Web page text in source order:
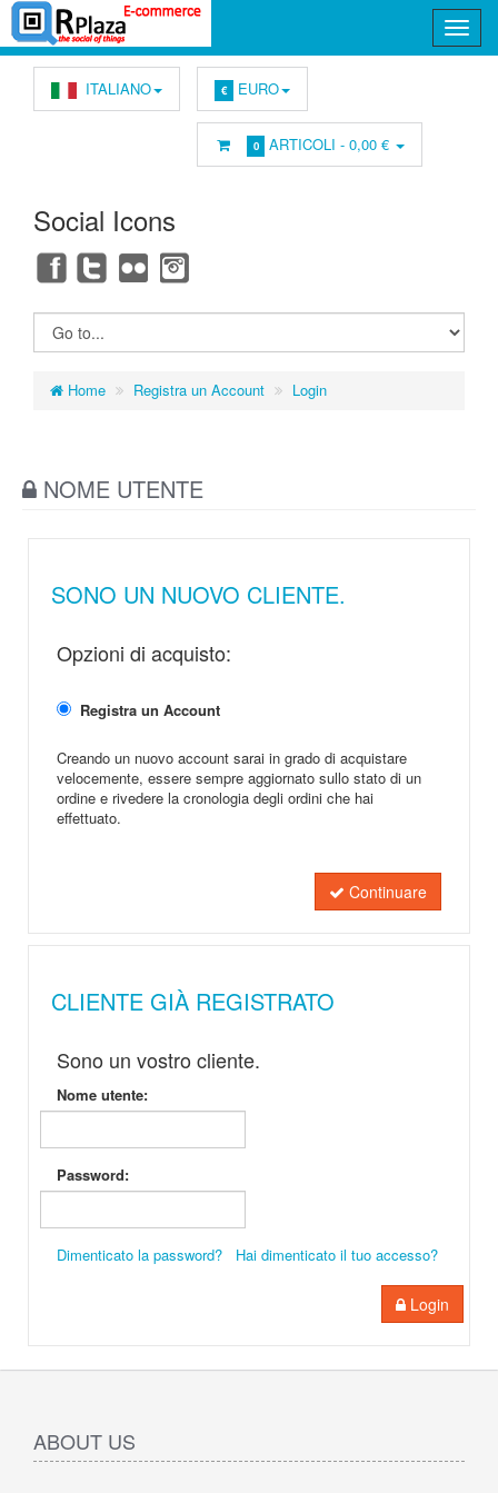
ITALIANO € EURO
0 ARTICOLI -0,00 €
Social Icons
Home Registra un Account Login
NOME UTENTE
SONO UN NUOVO CLIENTE.
Opzioni di acquisto:
Registra un Account
Creando un nuovo account sarai in grado di acquistare
velocemente, essere sempre aggiornato sullo stato di un
ordine e rivedere la cronologia degli ordini che hai
effettuato.
Continuare
CLIENTE GIÀ REGISTRATO
Sono un vostro cliente.
Nome utente:
Password:
Dimenticato la password? Hai dimenticato il tuo accesso?
Login
ABOUT US